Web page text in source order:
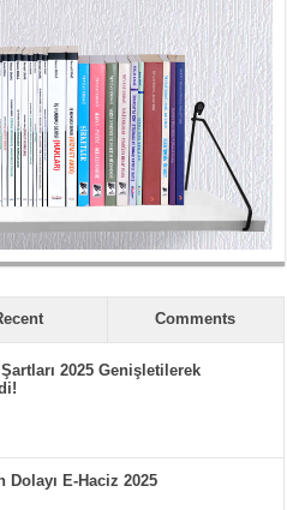
Comments
2025 Genişletilerek
E-Haciz 2025